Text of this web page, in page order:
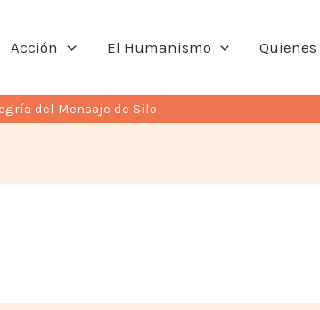
Acción El Humanismo Quienes
del Mensaje de Silo